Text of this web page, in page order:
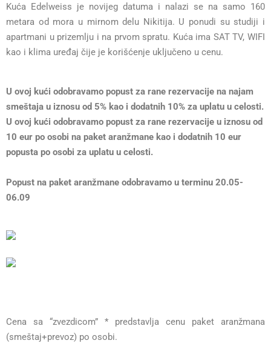
Kuća Edelweiss je novijeg datuma i nalazi se na samo 160
metara od mora u mirnom delu Nikitija. U ponudi su studiji i
apartmani u prizemlju i na prvom spratu. Kuća ima SAT TV, WIFI
kao i klima uređaj čije je korišćenje uključeno u cenu.
U ovoj kući odobravamo popust za rane rezervacije na najam
smeštaja u iznosu od 5% kao i dodatnih 10% za uplatu u celosti.
U ovoj kući odobravamo popust za rane rezervacije u iznosu od
10 eur po osobi na paket aranžmane kao i dodatnih 10 eur
popusta po osobi za uplatu u celosti.
Popust na paket aranžmane odobravamo u terminu 20.05-
06.09
Cena sa “zvezdicom” * predstavlja cenu paket aranžmana
(smeštaj+prevoz) po osobi.